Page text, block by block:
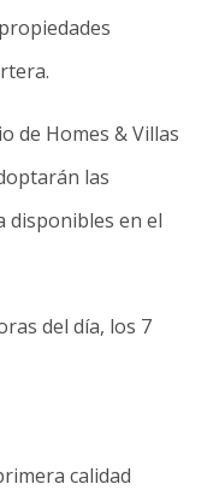
de Homes & Villas
las
disponibles en el
del día, los 7
calidad